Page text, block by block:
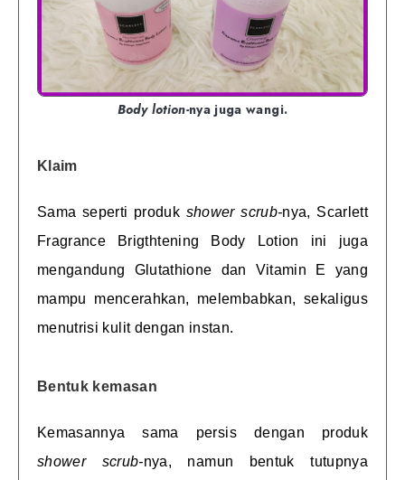
Body lotion-nya juga wangi.
Klaim
Sama seperti produk shower scrub-nya, Scarlett
Fragrance Brigthtening Body Lotion ini juga
mengandung Glutathione dan Vitamin E yang
mampu mencerahkan, melembabkan, sekaligus
menutrisi kulit dengan instan.
Bentuk kemasan
Kemasannya sama persis dengan produk
shower scrub-nya, namun bentuk tutupnya